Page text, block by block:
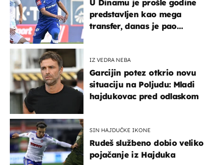
U Dinamu je prošle godine
predstavljen kao mega
transfer, danas je pao
IZ VEDRA NEBA
Garcijin potez otkrio novu
situaciju na Poljudu: Mladi
hajdukovac pred odlaskom
SIN HAJDUČKE IKONE
Rudeš službeno dobio veliko
pojačanje iz Hajduka